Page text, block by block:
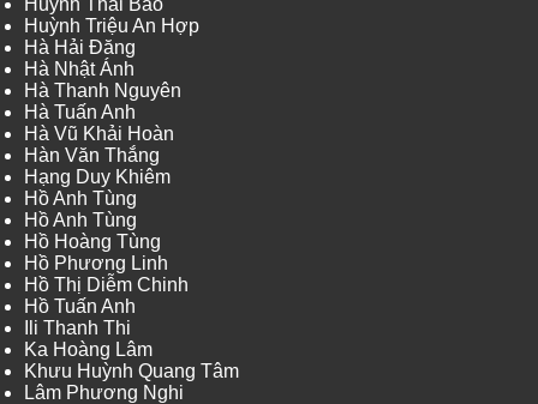
Huỳnh Thái Bảo
Huỳnh Triệu An Hợp
Hà Hải Đăng
Hà Nhật Ánh
Hà Thanh Nguyên
Hà Tuấn Anh
Hà Vũ Khải Hoàn
Hàn Văn Thắng
Hạng Duy Khiêm
Hồ Anh Tùng
Hồ Anh Tùng
Hồ Hoàng Tùng
Hồ Phương Linh
Hồ Thị Diễm Chinh
Hồ Tuấn Anh
Ili Thanh Thi
Ka Hoàng Lâm
Khưu Huỳnh Quang Tâm
Lâm Phương Nghi